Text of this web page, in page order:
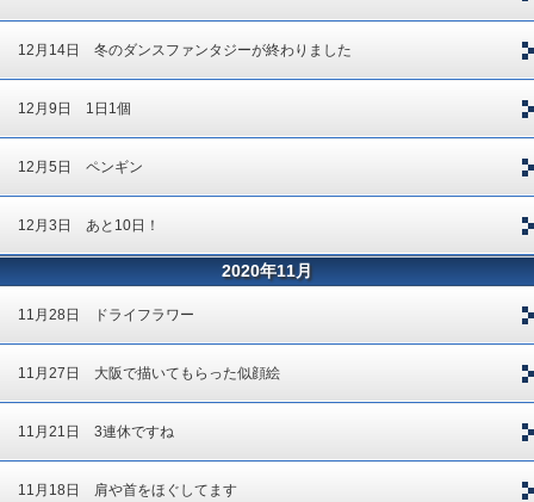
12月14日 冬のダンスファンタジーが終わりました
12月9日 1日1個
12月5日 ペンギン
12月3日 あと10日！
2020年11月
11月28日 ドライフラワー
11月27日 大阪で描いてもらった似顔絵
11月21日 3連休ですね
11月18日 肩や首をほぐしてます